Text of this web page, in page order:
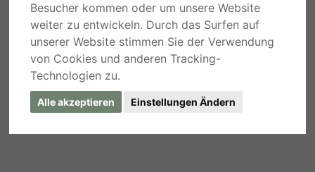
Besucher kommen oder um unsere Website
weiter zu entwickeln. Durch das Surfen auf
unserer Website stimmen Sie der Verwendung
von Cookies und anderen Tracking-
Technologien zu.
Alle akzeptieren Einstellungen Ändern